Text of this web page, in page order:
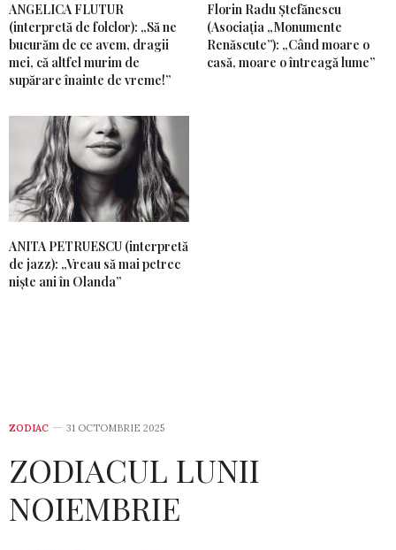
ANGELICA FLUTUR
(interpretă de folclor): „Să ne
bucurăm de ce avem, dragii
mei, că altfel murim de
supărare înainte de vreme!”
Florin Radu Ștefănescu
(Asociația „Monumente
Renăscute”): „Când moare o
casă, moare o întreagă lume”
ANITA PETRUESCU (interpretă
de jazz): „Vreau să mai petrec
niște ani în Olanda”
ZODIAC 31 OCTOMBRIE 2025
ZODIACUL LUNII
NOIEMBRIE